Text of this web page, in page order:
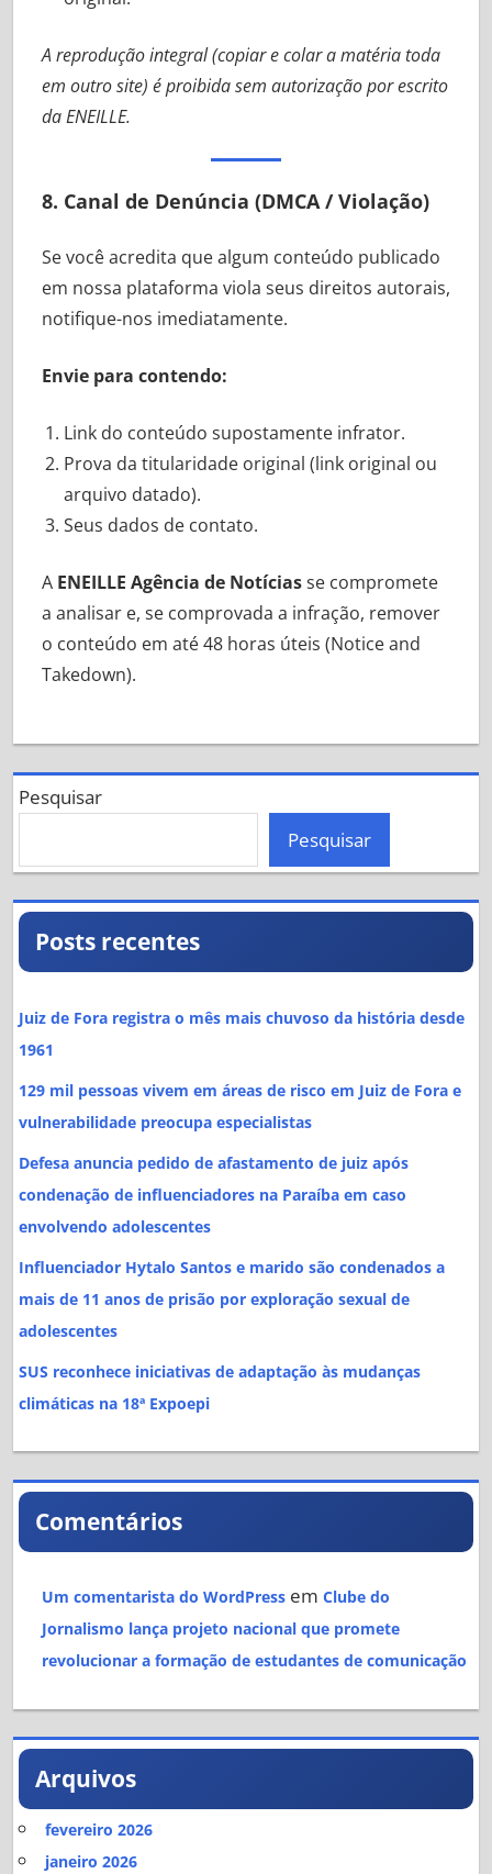
A reprodução integral (copiar e colar a matéria toda
em outro site) é proibida sem autorização por escrito
da ENEILLE.
8. Canal de Denúncia (DMCA / Violação)
Se você acredita que algum conteúdo publicado
em nossa plataforma viola seus direitos autorais,
notifique-nos imediatamente.
Envie para contendo:
Link do conteúdo supostamente infrator.
Prova da titularidade original (link original ou
arquivo datado).
Seus dados de contato.
A ENEILLE Agência de Notíciasse compromete
a analisar e, se comprovada a infração, remover
o conteúdo em até 48 horas úteis (Notice and
Takedown).
Pesquisar
Pesquisar
Posts recentes
Juiz de Fora registra o mês mais chuvoso da história desde
1961
129 mil pessoas vivem em áreas de risco em Juiz de Fora e
vulnerabilidade preocupa especialistas
Defesa anuncia pedido de afastamento de juiz após
condenação de influenciadores na Paraíba em caso
envolvendo adolescentes
Influenciador Hytalo Santos e marido são condenados a
mais de 11 anos de prisão por exploração sexual de
adolescentes
SUS reconhece iniciativas de adaptação às mudanças
climáticas na 18ª Expoepi
Comentários
Um comentarista do WordPress emClube do
Jornalismo lança projeto nacional que promete
revolucionar a formação de estudantes de comunicação
Arquivos
fevereiro 2026
janeiro 2026